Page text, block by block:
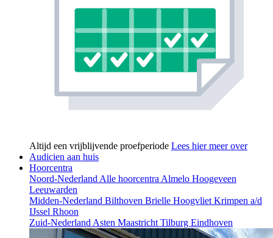
Altijd een vrijblijvende proefperiode Lees hier meer over
Audicien aan huis
Hoorcentra
Noord-NederlandAlle hoorcentraAlmelo Hoogeveen
Leeuwarden
Midden-Nederland Bilthoven Brielle HoogvlietKrimpen a/d
IJssel Rhoon
Zuid-NederlandAsten MaastrichtTilburg Eindhoven